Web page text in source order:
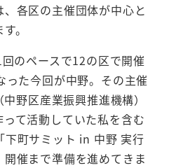
各区の主催団体が中心と
。
のペースで12の区で開催
った今回が中野。その主催
野区産業振興推進機構）
て活動していた私を含む
下町サミット in 中野 実行
催まで準備を進めてきま